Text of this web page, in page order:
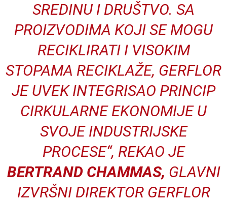
SREDINU I DRUŠTVO. SA
PROIZVODIMA KOJI SE MOGU
RECIKLIRATI I VISOKIM
STOPAMA RECIKLAŽE, GERFLOR
JE UVEK INTEGRISAO PRINCIP
CIRKULARNE EKONOMIJE U
SVOJE INDUSTRIJSKE
PROCESE“, REKAO JE
BERTRAND CHAMMAS, GLAVNI
IZVRŠNI DIREKTOR GERFLOR